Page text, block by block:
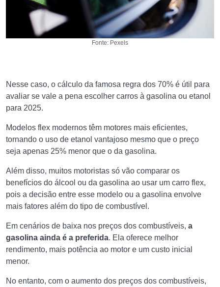
Fonte: Pexels
Nesse caso, o cálculo da famosa regra dos 70% é útil para
avaliar se vale a pena escolher carros à gasolina ou etanol
para 2025.
Modelos flex modernos têm motores mais eficientes,
tornando o uso de etanol vantajoso mesmo que o preço
seja apenas 25% menor que o da gasolina.
Além disso, muitos motoristas só vão comparar os
benefícios do álcool ou da gasolina ao usar um carro flex,
pois a decisão entre esse modelo ou a gasolina envolve
mais fatores além do tipo de combustível.
Em cenários de baixa nos preços dos combustíveis, a
gasolina ainda é a preferida. Ela oferece melhor
rendimento, mais potência ao motor e um custo inicial
menor.
No entanto, com o aumento dos preços dos combustíveis,